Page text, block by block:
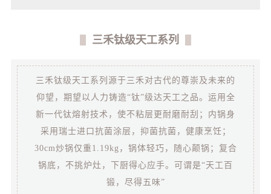
三禾钛级天工系列
三禾钛级天工系列源于三禾对古代的尊崇及未来的
仰望，期望以人力铸造“钛”级达天工之品。运用全
新一代钛熔射技术，使不粘层更耐磨耐刮；内锅身
采用瑞士进口抗菌涂层，抑菌抗菌，健康烹饪；
30cm炒锅仅重1.19kg，锅体轻巧，随心颠锅；复合
锅底，不挑炉灶，下厨得心应手。可谓是“天工百
锻，尽得五味”